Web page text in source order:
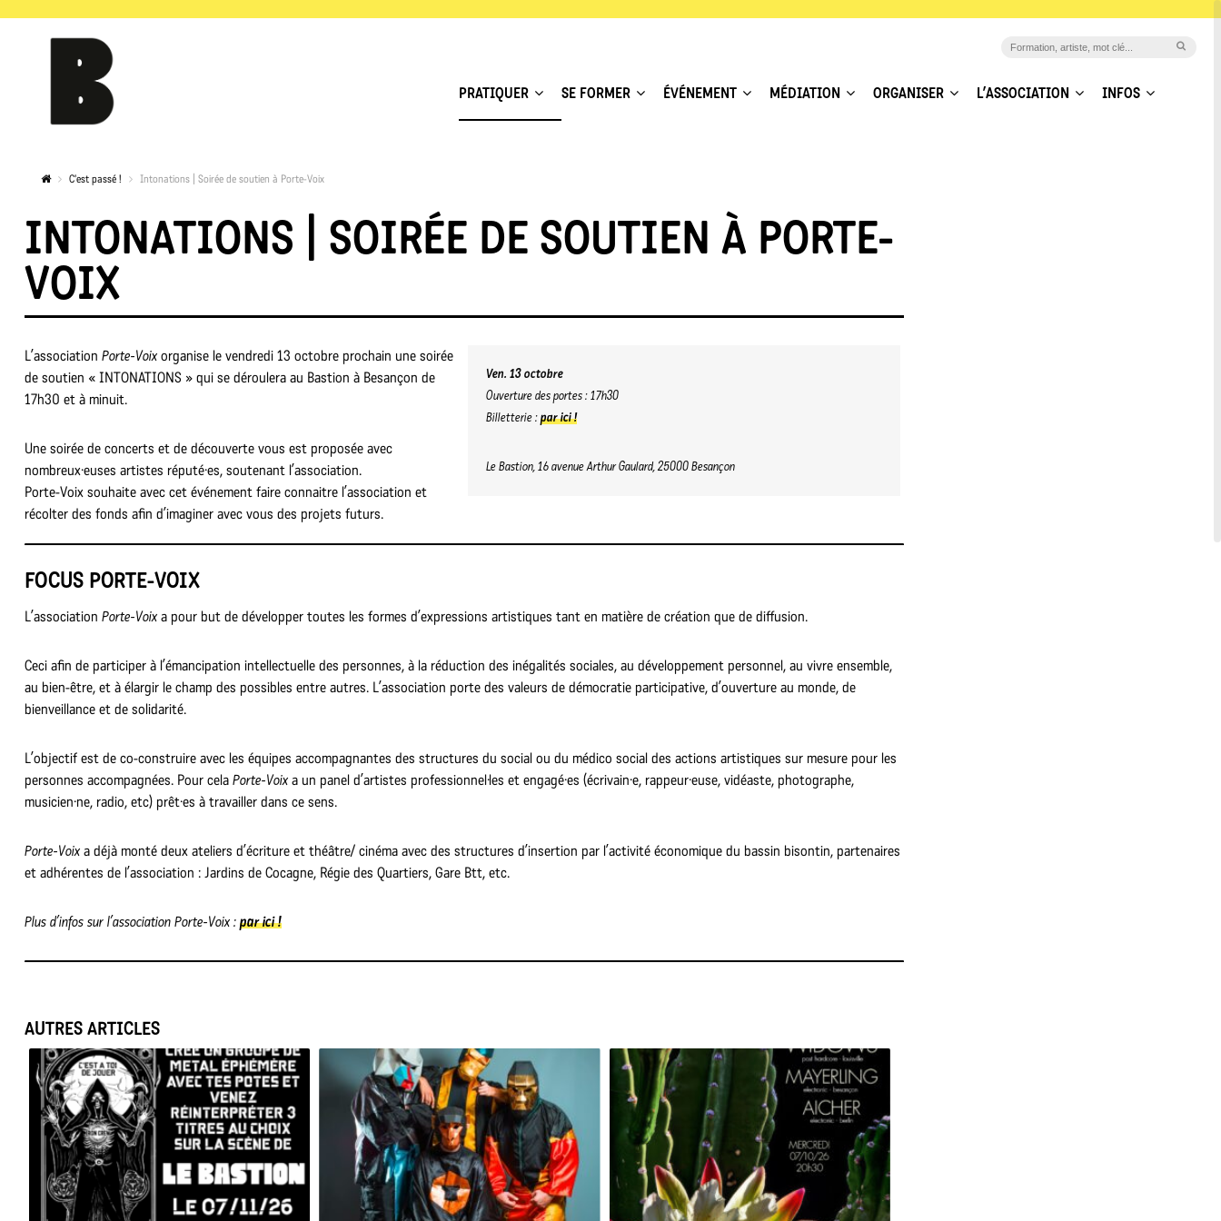
PRATIQUER SE FORMER ÉVÉNEMENT MÉDIATION ORGANISER L’ASSOCIATION INFOS
C'est passé ! Intonations | Soirée de soutien à Porte-Voix
INTONATIONS | SOIRÉE DE SOUTIEN À PORTE-
VOIX
L’association Porte-Voixorganise le vendredi 13 octobre prochain une soirée
de soutien « INTONATIONS » qui se déroulera au Bastion à Besançon de
17h30 et à minuit.
Une soirée de concerts et de découverte vous est proposée avec
nombreux·euses artistes réputé·es, soutenant l’association.
Porte-Voix souhaite avec cet événement faire connaitre l’association et
récolter des fonds afin d’imaginer avec vous des projets futurs.
Ven. 13 octobre
Ouverture des portes : 17h30
Billetterie :par ici !
Le Bastion, 16 avenue Arthur Gaulard, 25000 Besançon
FOCUS PORTE-VOIX
L’association Porte-Voixa pour but de développer toutes les formes d’expressions artistiques tant en matière de création que de diffusion.
Ceci afin de participer à l’émancipation intellectuelle des personnes, à la réduction des inégalités sociales, au développement personnel, au vivre ensemble,
au bien-être, et à élargir le champ des possibles entre autres. L’association porte des valeurs de démocratie participative, d’ouverture au monde, de
bienveillance et de solidarité.
L’objectif est de co-construire avec les équipes accompagnantes des structures du social ou du médico social des actions artistiques sur mesure pour les
personnes accompagnées. Pour cela Porte-Voixa un panel d’artistes professionnel·les et engagé·es (écrivain·e, rappeur·euse, vidéaste, photographe,
musicien·ne, radio, etc) prêt·es à travailler dans ce sens.
Porte-Voixa déjà monté deux ateliers d’écriture et théâtre/ cinéma avec des structures d’insertion par l’activité économique du bassin bisontin, partenaires
et adhérentes de l’association : Jardins de Cocagne, Régie des Quartiers, Gare Btt, etc.
Plus d’infos sur l’association Porte-Voix : par ici !
AUTRES ARTICLES